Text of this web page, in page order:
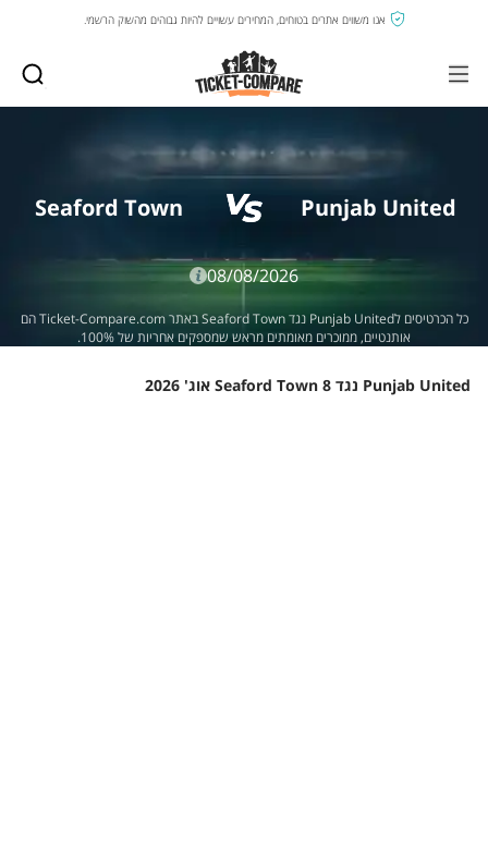
אנו משווים אתרים בטוחים, המחירים עשויים להיות גבוהים מהשוק הרשמי.
Punjab United
Seaford Town
08/08/2026
כל הכרטיסים לPunjab United נגד Seaford Town באתר Ticket-Compare.com הם
אותנטיים, ממוכרים מאומתים מראש שמספקים אחריות של 100%.
Punjab United נגד Seaford Town 8 אוג' 2026